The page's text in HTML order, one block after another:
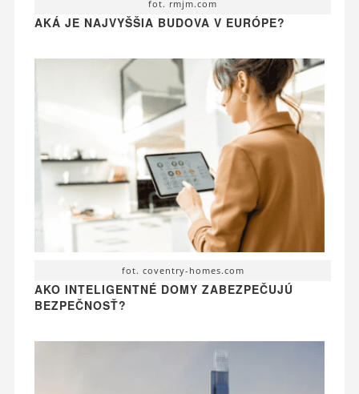
fot. rmjm.com
AKÁ JE NAJVYŠŠIA BUDOVA V EURÓPE?
fot. coventry-homes.com
AKO INTELIGENTNÉ DOMY ZABEZPEČUJÚ
BEZPEČNOSŤ?